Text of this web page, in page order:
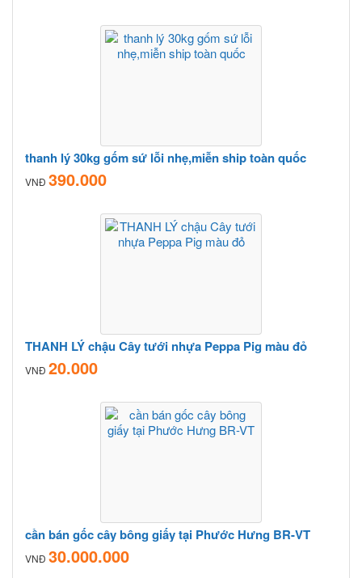
thanh lý 30kg gốm sứ lỗi nhẹ,miễn ship toàn quốc
VNĐ 390.000
THANH LÝ chậu Cây tưới nhựa Peppa Pig màu đỏ
VNĐ 20.000
cần bán gốc cây bông giấy tại Phước Hưng BR-VT
VNĐ 30.000.000